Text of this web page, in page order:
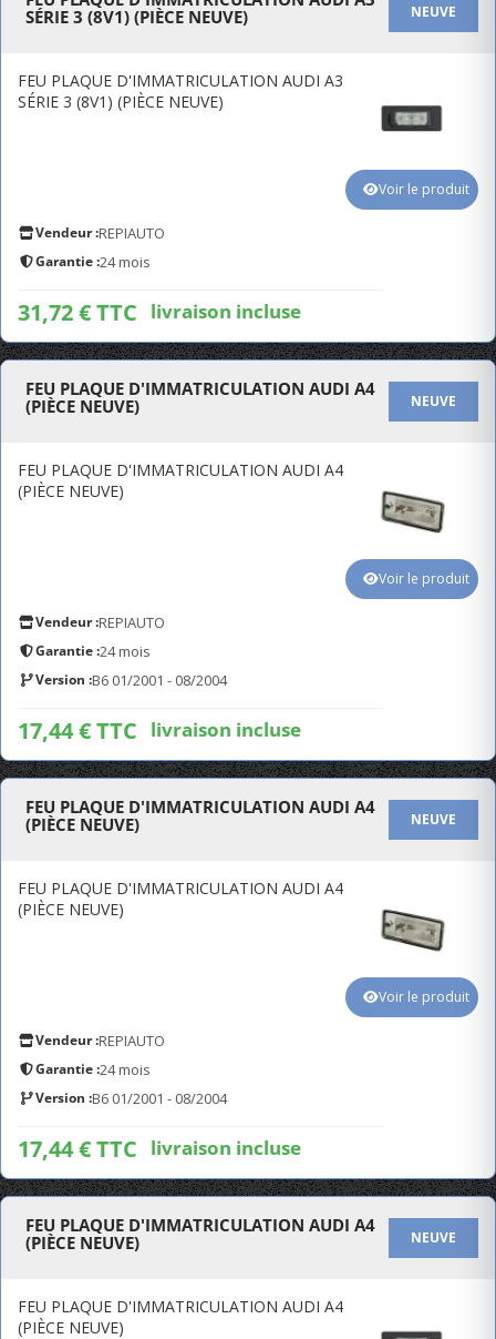
SÉRIE 3 (8V1) (PIÈCE NEUVE)
NEUVE
FEU PLAQUE D'IMMATRICULATION AUDI A3
SÉRIE 3 (8V1) (PIÈCE NEUVE)
Vendeur :REPIAUTO
Garantie :24 mois
31,72 € TTC livraison incluse
Voir le produit
FEU PLAQUE D'IMMATRICULATION AUDI A4
(PIÈCE NEUVE)
NEUVE
FEU PLAQUE D'IMMATRICULATION AUDI A4
(PIÈCE NEUVE)
Vendeur :REPIAUTO
Garantie :24 mois
Version :B6 01/2001 - 08/2004
17,44 € TTC livraison incluse
Voir le produit
FEU PLAQUE D'IMMATRICULATION AUDI A4
(PIÈCE NEUVE)
NEUVE
FEU PLAQUE D'IMMATRICULATION AUDI A4
(PIÈCE NEUVE)
Vendeur :REPIAUTO
Garantie :24 mois
Version :B6 01/2001 - 08/2004
17,44 € TTC livraison incluse
Voir le produit
FEU PLAQUE D'IMMATRICULATION AUDI A4
(PIÈCE NEUVE)
NEUVE
FEU PLAQUE D'IMMATRICULATION AUDI A4
(PIÈCE NEUVE)